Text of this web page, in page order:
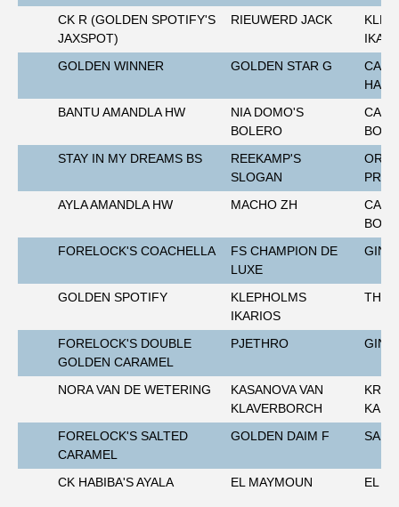
Gids voor Goede Praktijken
Marktplaats
Veel gestelde vragen
NRPS Select Sale
NRPS Keuringen
Regionale Keuringen
Late Veulenkeuring
ABOP
Wereldkampioenschap Jonge Paarden
Dutch Pony Championship
CK R (GOLDEN SPOTIFY'S
JAXSPOT)
RIEUWERD JACK
GOLDEN WINNER
GOLDEN STAR G
CALL
BANTU AMANDLA HW
NIA DOMO'S
BOLERO
BOIS
STAY IN MY DREAMS BS
REEKAMP'S
SLOGAN
AYLA AMANDLA HW
MACHO ZH
BOIS
FORELOCK'S COACHELLA
FS CHAMPION DE
LUXE
GIN
GOLDEN SPOTIFY
KLEPHOLMS
IKARIOS
THOR
FORELOCK'S DOUBLE
GOLDEN CARAMEL
PJETHRO GIN
NORA VAN DE WETERING
KASANOVA VAN
KLAVERBORCH
FORELOCK'S SALTED
CARAMEL
GOLDEN DAIM F SA
CK HABIBA'S AYALA EL MAYMOUN EL